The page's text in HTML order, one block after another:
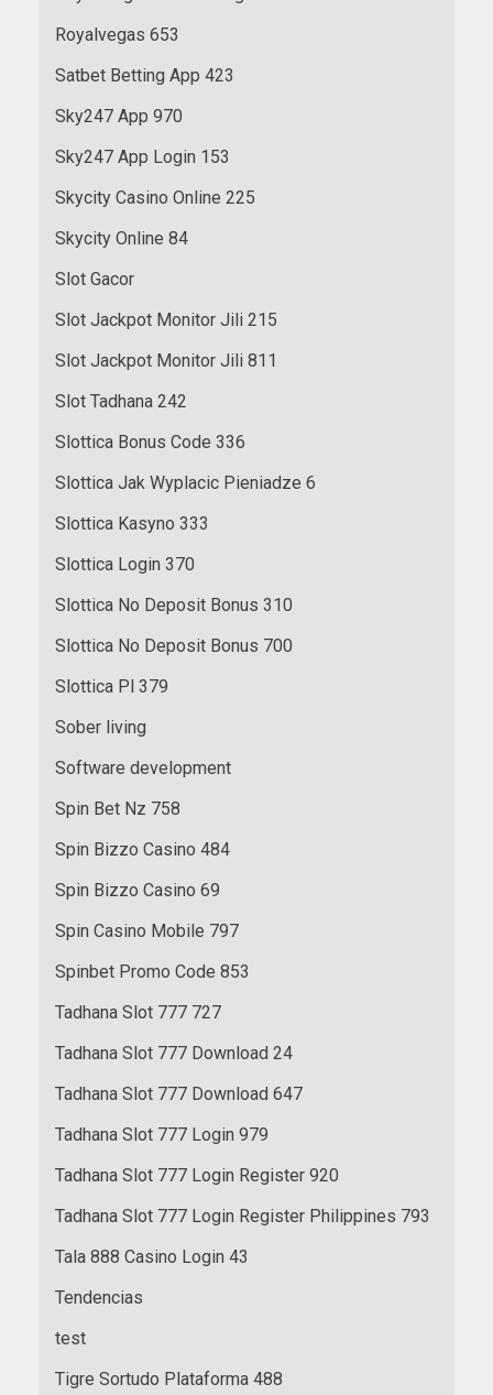
Royalvegas 653
Satbet Betting App 423
Sky247 App 970
Sky247 App Login 153
Skycity Casino Online 225
Skycity Online 84
Slot Gacor
Slot Jackpot Monitor Jili 215
Slot Jackpot Monitor Jili 811
Slot Tadhana 242
Slottica Bonus Code 336
Slottica Jak Wyplacic Pieniadze 6
Slottica Kasyno 333
Slottica Login 370
Slottica No Deposit Bonus 310
Slottica No Deposit Bonus 700
Slottica Pl 379
Sober living
Software development
Spin Bet Nz 758
Spin Bizzo Casino 484
Spin Bizzo Casino 69
Spin Casino Mobile 797
Spinbet Promo Code 853
Tadhana Slot 777 727
Tadhana Slot 777 Download 24
Tadhana Slot 777 Download 647
Tadhana Slot 777 Login 979
Tadhana Slot 777 Login Register 920
Tadhana Slot 777 Login Register Philippines 793
Tala 888 Casino Login 43
Tendencias
test
Tigre Sortudo Plataforma 488